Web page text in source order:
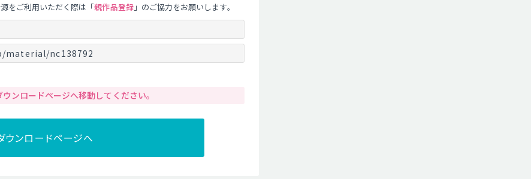
をご利用いただく際は「親作品登録」のご協力をお願いします。
material/nc138792
ンロードページへ移動してください。
ウンロードページへ